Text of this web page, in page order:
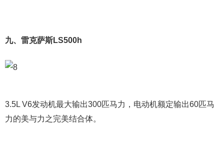
九、雷克萨斯LS500h
3.5L V6发动机最大输出300匹马力，电动机额定输出60匹马
力的美与力之完美结合体。